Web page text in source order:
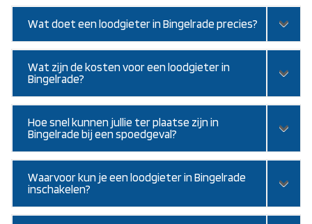
Wat doet een loodgieter in Bingelrade precies?
Wat zijn de kosten voor een loodgieter in
Bingelrade?
Hoe snel kunnen jullie ter plaatse zijn in
Bingelrade bij een spoedgeval?
Waarvoor kun je een loodgieter in Bingelrade
inschakelen?